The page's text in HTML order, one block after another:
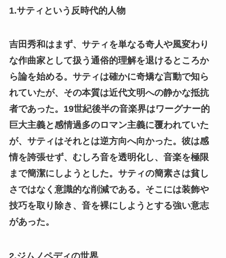
1.サティという反時代的人物
吉田秀和はまず、サティを単なる奇人や風変わり
な作曲家として扱う通俗的理解を退けるところか
ら論を始める。サティは確かに奇矯な言動で知ら
れていたが、その本質は近代文明への静かな抵抗
者であった。19世紀後半の音楽界はワーグナー的
巨大主義と感情過多のロマン主義に覆われていた
が、サティはそれとは逆方向へ向かった。彼は感
情を誇張せず、むしろ音を透明化し、音楽を極限
まで簡潔にしようとした。サティの簡素さは貧し
さではなく意識的な削減である。そこには装飾や
技巧を取り除き、音を裸にしようとする強い意志
があった。